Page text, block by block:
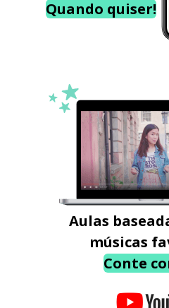
Quando quiser!
Aulas
músicas
Conte